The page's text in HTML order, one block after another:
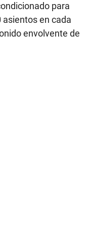
para
en cada
envolvente de